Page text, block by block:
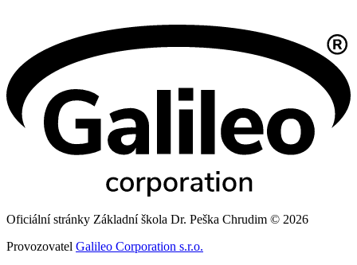
Oficiální stránky Základní škola Dr. Peška Chrudim © 2026
Provozovatel Galileo Corporation s.r.o.